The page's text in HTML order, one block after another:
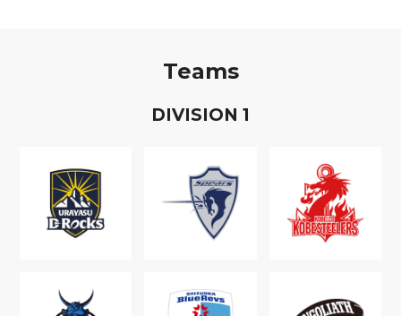
Teams
DIVISION 1